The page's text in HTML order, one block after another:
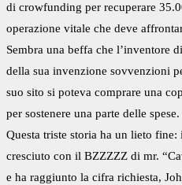
di crowfunding per recuperare
operazione vitale che deve
Sembra una beffa che l’inventore
della sua invenzione sovvenzioni
suo sito si poteva comprare una
per sostenere una parte delle spese.
Questa triste storia ha un lieto
cresciuto con il BZZZZZ di mr.
e ha raggiunto la cifra richiesta,